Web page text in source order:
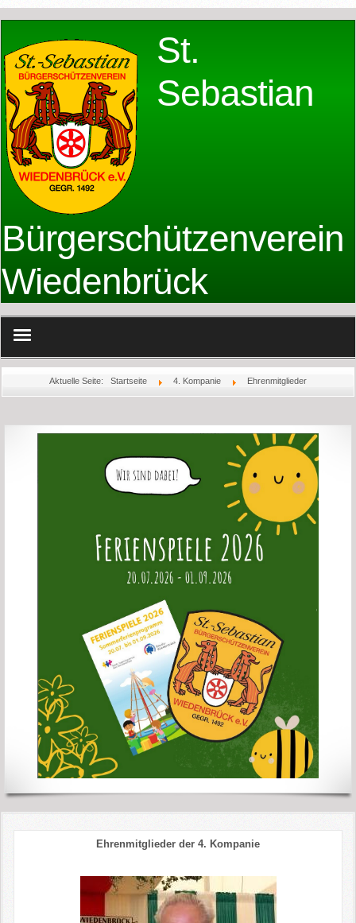
St.
Sebastian
Bürgerschützenverein
Wiedenbrück
Jubiläum
Rechtliches
Aktuelle Seite: Startseite 4. Kompanie Ehrenmitglieder
Ehrenmitglieder der 4. Kompanie